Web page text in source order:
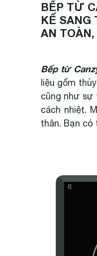
BẾP TỪ
KẾ SANG
AN
Bếp từ
liệu gốm
cũng như sự
cách nhiệt.
thân. Bạn có